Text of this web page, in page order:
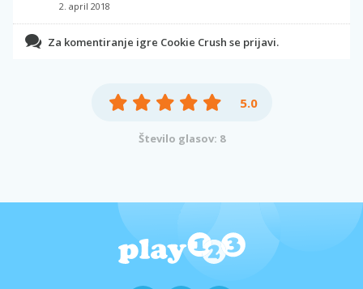
2. april 2018
Za komentiranje igre Cookie Crush se prijavi.
5.0
Število glasov: 8